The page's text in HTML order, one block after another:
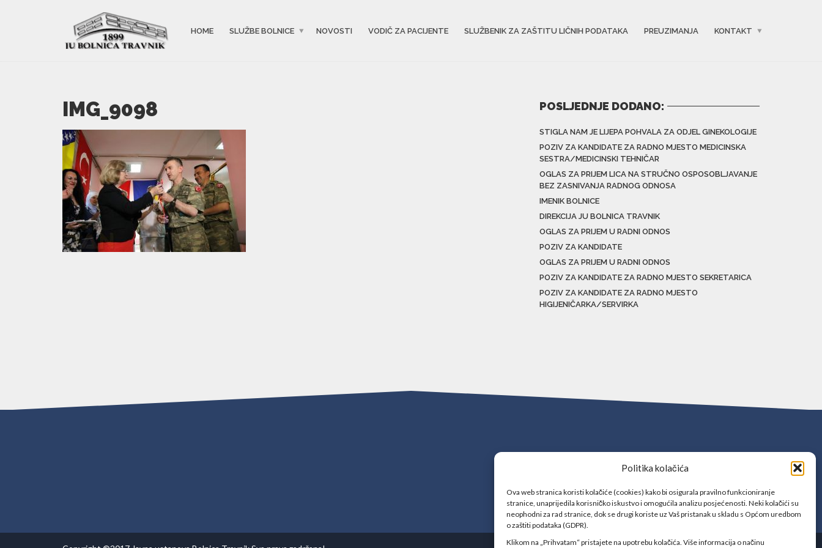
Politika kolačića
Ova web stranica koristi kolačiće (cookies) kako bi osigurala pravilno funkcioniranje
stranice, unaprijedila korisničko iskustvo i omogućila analizu posjećenosti. Neki kolačići su
neophodni za rad stranice, dok se drugi koriste uz Vaš pristanak u skladu s Općom uredbom
o zaštiti podataka (GDPR).
Klikom na „Prihvatam“ pristajete na upotrebu kolačića. Više informacija o načinu
HOME SLUŽBE BOLNICE NOVOSTI VODIČ ZA PACIJENTE SLUŽBENIK ZA ZAŠTITU LIČNIH PODATAKA PREUZIMANJA KONTAKT
IMG_9098 POSLJEDNJE DODANO:
STIGLA NAM JE LIJEPA POHVALA ZA ODJEL GINEKOLOGIJE
POZIV ZA KANDIDATE ZA RADNO MJESTO MEDICINSKA
SESTRA/MEDICINSKI TEHNIČAR
OGLAS ZA PRIJEM LICA NA STRUČNO OSPOSOBLJAVANJE
BEZ ZASNIVANJA RADNOG ODNOSA
IMENIK BOLNICE
DIREKCIJA JU BOLNICA TRAVNIK
OGLAS ZA PRIJEM U RADNI ODNOS
POZIV ZA KANDIDATE
OGLAS ZA PRIJEM U RADNI ODNOS
POZIV ZA KANDIDATE ZA RADNO MJESTO SEKRETARICA
POZIV ZA KANDIDATE ZA RADNO MJESTO
HIGIJENIČARKA/SERVIRKA